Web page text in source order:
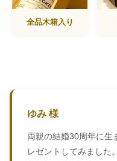
全品木箱入り
ゆみ 様
両親の結婚30周年に生
レゼントしてみました